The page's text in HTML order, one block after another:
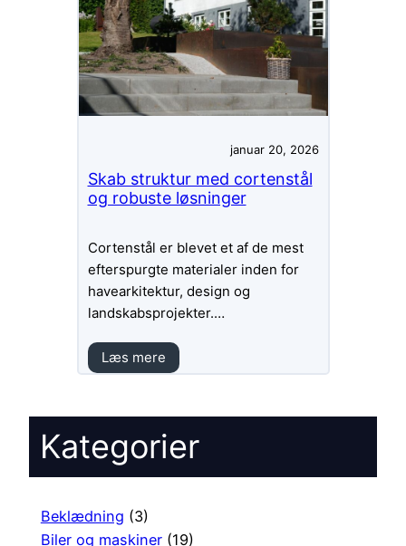
Kategorier
Beklædning (3)
Biler og maskiner(19)
januar 20, 2026
Skab struktur med cortenstål
og robuste løsninger
Cortenstål er blevet et af de mest
efterspurgte materialer inden for
havearkitektur, design og
landskabsprojekter.…
Læs mere